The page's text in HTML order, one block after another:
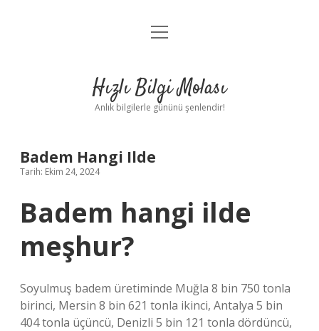
Anasayfa
Yasal Uyarı
menüyü
Hızlı Bilgi Molası
Anlık bilgilerle gününü şenlendir!
Badem Hangi Ilde
Tarih: Ekim 24, 2024
Badem hangi ilde
meşhur?
Soyulmuş badem üretiminde Muğla 8 bin 750 tonla
birinci, Mersin 8 bin 621 tonla ikinci, Antalya 5 bin
404 tonla üçüncü, Denizli 5 bin 121 tonla dördüncü,